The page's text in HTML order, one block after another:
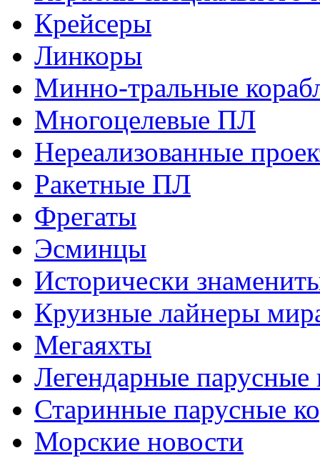
Крейсеры
Линкоры
Минно-тральные
Многоцелевые ПЛ
Нереализованные
Ракетные ПЛ
Фрегаты
Эсминцы
Исторически
Круизные лайнеры
Мегаяхты
Легендарные парусные
Старинные парусные
Морские новости